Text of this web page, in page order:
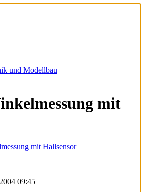
und Modellbau
mit
mit Hallsensor
09:45